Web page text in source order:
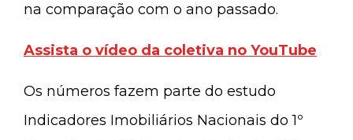
na comparação com o ano passado.
Assista o vídeo da coletiva no YouTube
Os números fazem parte do estudo
Indicadores Imobiliários Nacionais do 1º